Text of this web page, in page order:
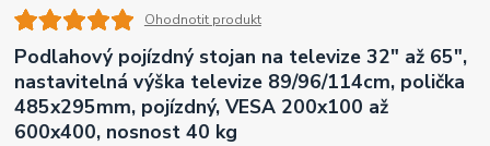
Ohodnotit produkt
Podlahový pojízdný stojan na televize 32" až 65",
nastavitelná výška televize 89/96/114cm, polička
485x295mm, pojízdný, VESA 200x100 až
600x400, nosnost 40 kg